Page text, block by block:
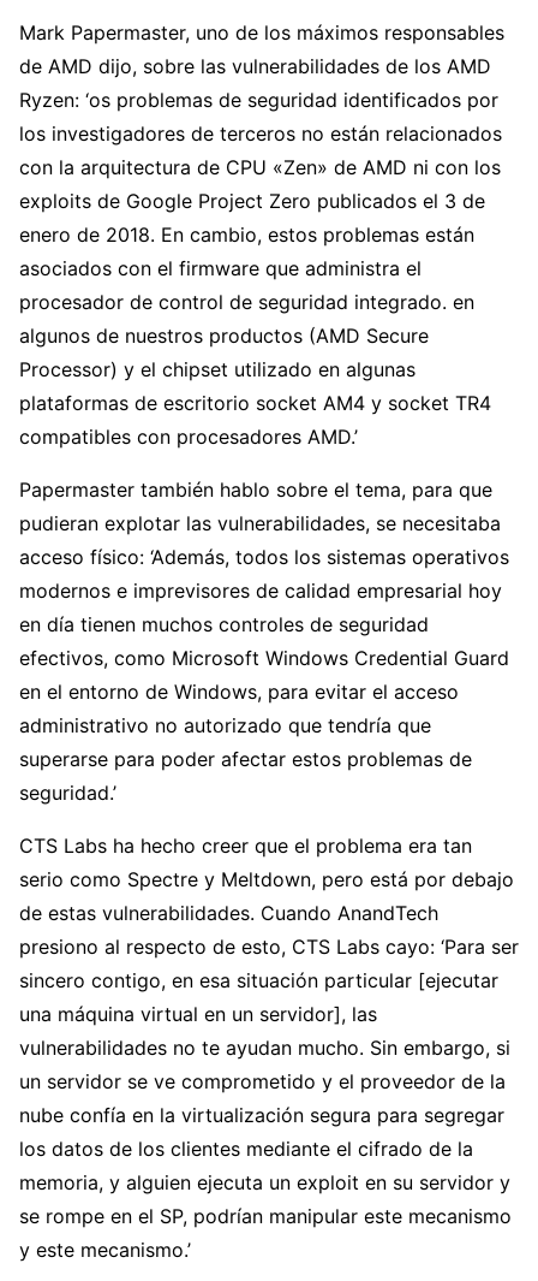
Mark Papermaster, uno de los máximos responsables
de AMD dijo, sobre las vulnerabilidades de los AMD
Ryzen: ‘os problemas de seguridad identificados por
los investigadores de terceros no están relacionados
con la arquitectura de CPU «Zen» de AMD ni con los
exploits de Google Project Zero publicados el 3 de
enero de 2018. En cambio, estos problemas están
asociados con el firmware que administra el
procesador de control de seguridad integrado. en
algunos de nuestros productos (AMD Secure
Processor) y el chipset utilizado en algunas
plataformas de escritorio socket AM4 y socket TR4
compatibles con procesadores AMD.’
Papermaster también hablo sobre el tema, para que
pudieran explotar las vulnerabilidades, se necesitaba
acceso físico: ‘Además, todos los sistemas operativos
modernos e imprevisores de calidad empresarial hoy
en día tienen muchos controles de seguridad
efectivos, como Microsoft Windows Credential Guard
en el entorno de Windows, para evitar el acceso
administrativo no autorizado que tendría que
superarse para poder afectar estos problemas de
seguridad.’
CTS Labs ha hecho creer que el problema era tan
serio como Spectre y Meltdown, pero está por debajo
de estas vulnerabilidades. Cuando AnandTech
presiono al respecto de esto, CTS Labs cayo: ‘Para ser
sincero contigo, en esa situación particular [ejecutar
una máquina virtual en un servidor], las
vulnerabilidades no te ayudan mucho. Sin embargo, si
un servidor se ve comprometido y el proveedor de la
nube confía en la virtualización segura para segregar
los datos de los clientes mediante el cifrado de la
memoria, y alguien ejecuta un exploit en su servidor y
se rompe en el SP, podrían manipular este mecanismo
y este mecanismo.’